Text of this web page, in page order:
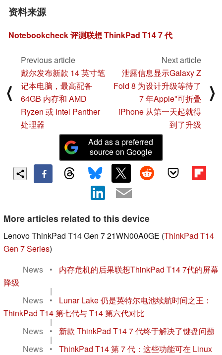
资料来源
Notebookcheck 评测联想 ThinkPad T14 7 代
⟨
Previous article
戴尔发布新款 14 英寸笔
记本电脑，最高配备
64GB 内存和 AMD
Ryzen 或 Intel Panther
处理器
Next article
泄露信息显示Galaxy Z
Fold 8 为设计升级等待了
7 年Apple"可折叠
iPhone 从第一天起就得
到了升级
⟩
Add as a preferred
source on Google
More articles related to this device
Lenovo ThinkPad T14 Gen 7 21WN00A0GE (ThinkPad T14
Gen 7 Series)
News
•
内存危机的后果联想ThinkPad T14 7代的屏幕
降级
|
News
•
Lunar Lake 仍是英特尔电池续航时间之王：
ThinkPad T14 第七代与 T14 第六代对比
|
News
• 新款 ThinkPad T14 7 代终于解决了键盘问题
|
News
•
ThinkPad T14 第 7 代：这些功能可在 Linux